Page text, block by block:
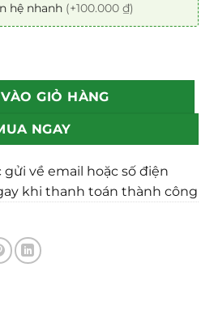
hệ nhanh (+100.000 ₫)
( Đồ dùng học tập) chuẩn SEO
GIỎ HÀNG
NGAY
gửi về email hoặc số điện
khi thanh toán thành công